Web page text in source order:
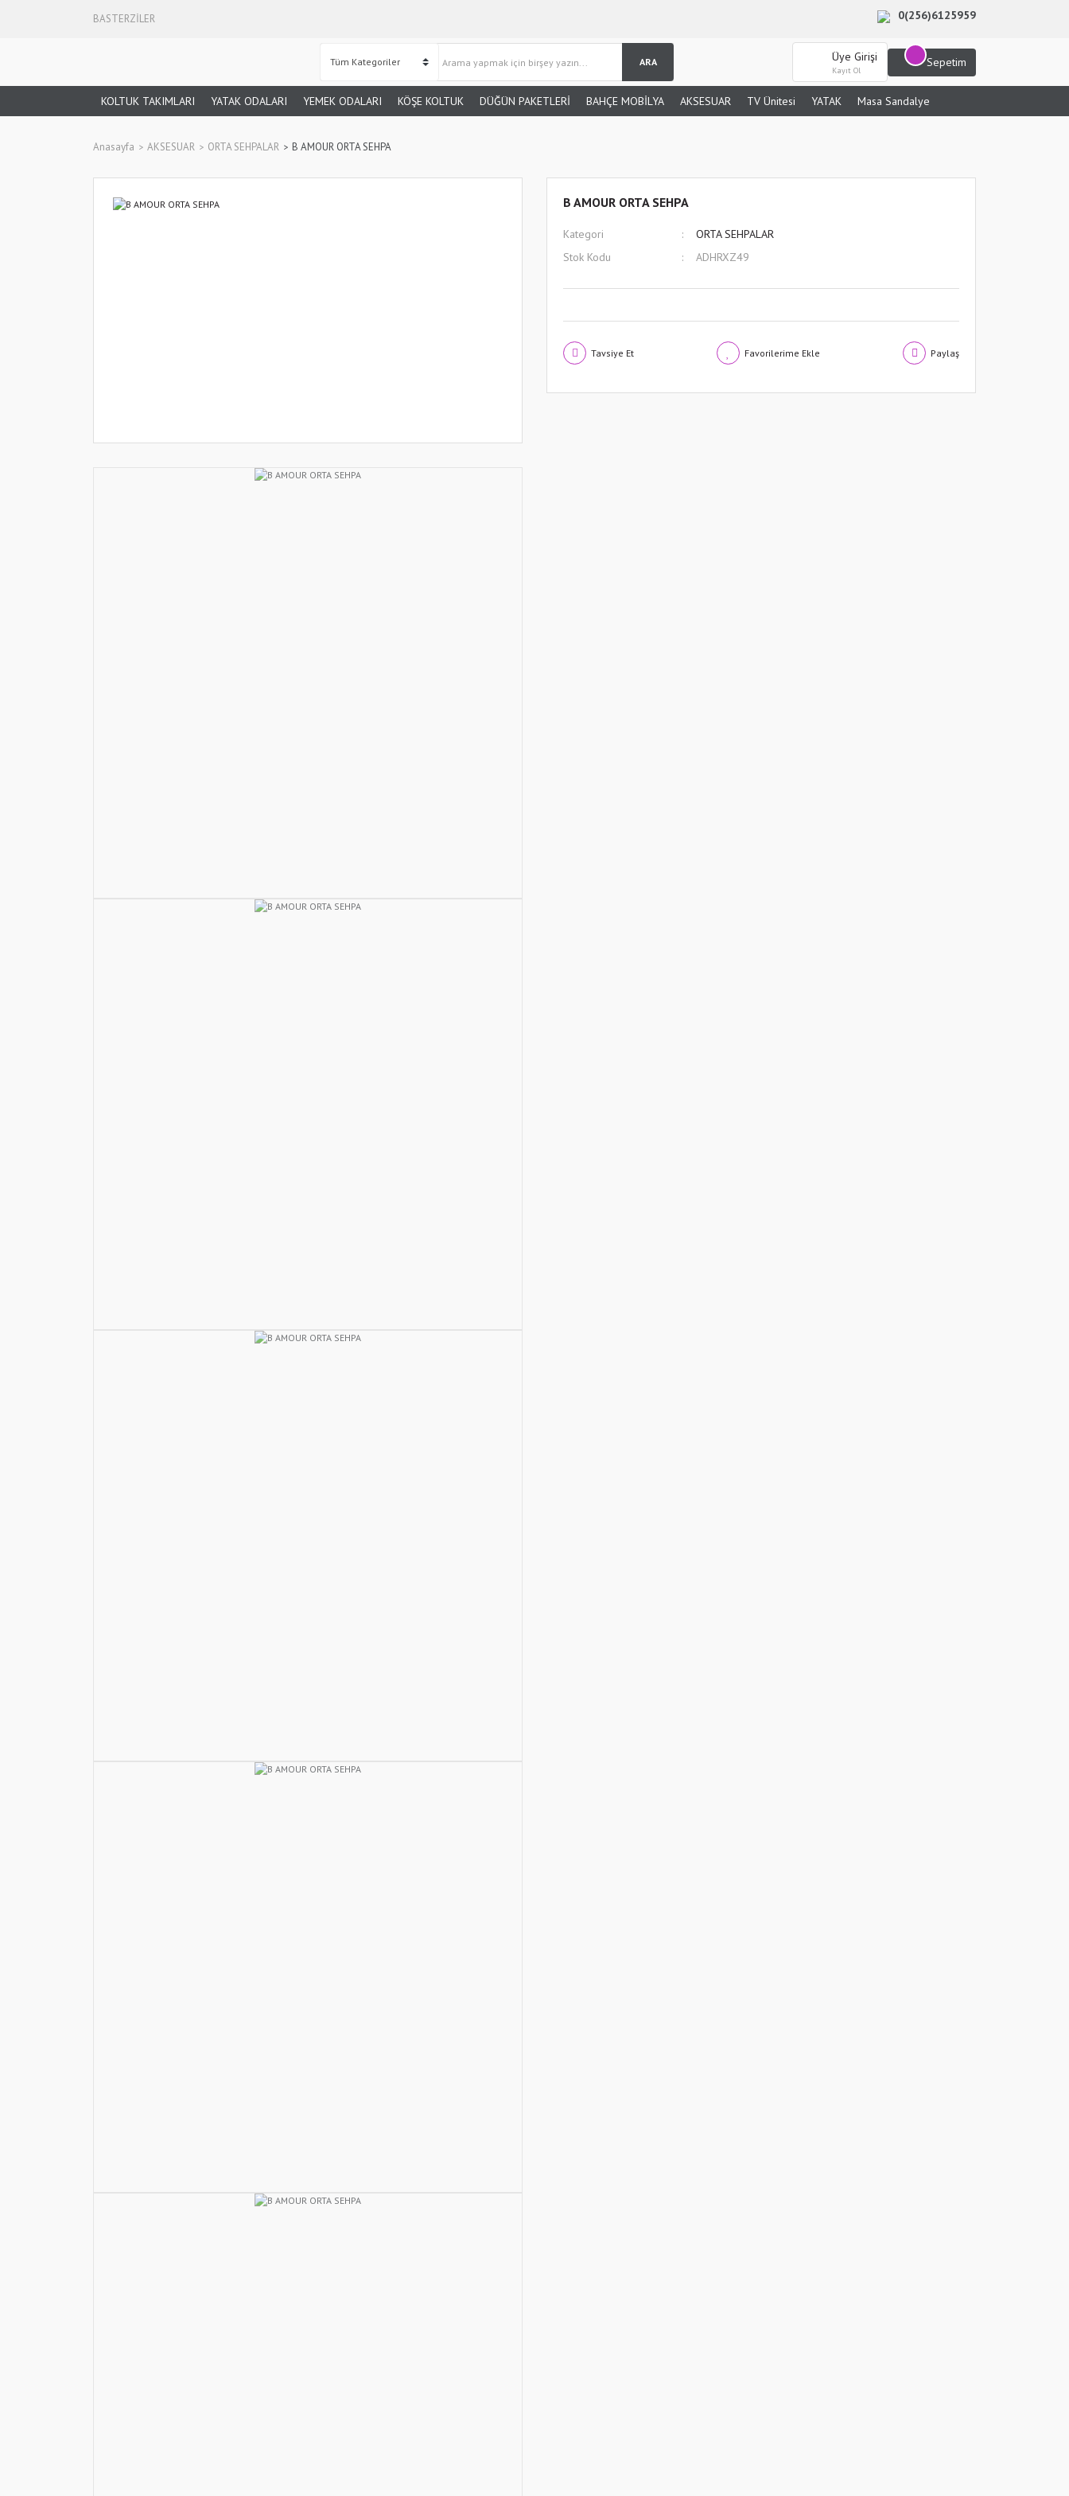
BASTERZİLER 0(256)6125959
ARA Üye Girişi
Kayıt Ol
Sepetim
KOLTUK TAKIMLARI YATAK ODALARI YEMEK ODALARI KÖŞE KOLTUK DÜĞÜN PAKETLERİ BAHÇE MOBİLYA AKSESUAR TV Ünitesi YATAK Masa Sandalye
Anasayfa AKSESUAR ORTA SEHPALAR B AMOUR ORTA SEHPA
B AMOUR ORTA SEHPA
Kategori
ORTA SEHPALAR
Stok Kodu
ADHRXZ49
Tavsiye Et Paylaş